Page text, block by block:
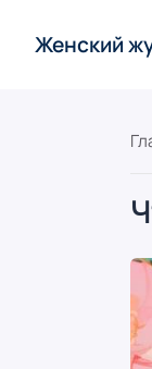
Женский